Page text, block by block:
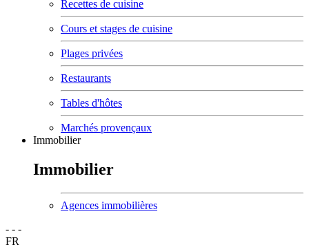
Recettes de cuisine
Cours et stages de cuisine
Plages privées
Restaurants
Tables d'hôtes
Marchés provençaux
Immobilier
Immobilier
Agences immobilières
- - -
FR